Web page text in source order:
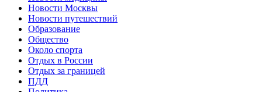
Новости Москвы
Новости путешествий
Образование
Общество
Около спорта
Отдых в России
Отдых за границей
ПДД